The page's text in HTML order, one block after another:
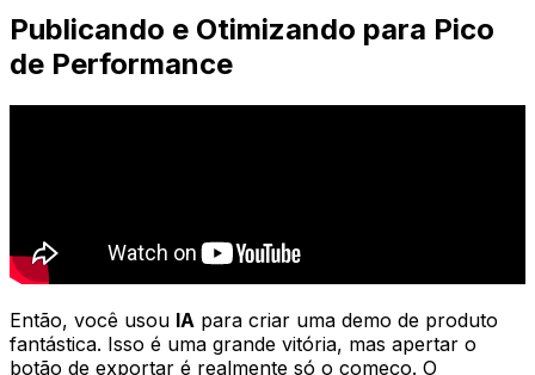
Publicando e Otimizando para Pico
de Performance
Então, você usou IA para criar uma demo de produto
fantástica. Isso é uma grande vitória, mas apertar o
botão de exportar é realmente só o começo. O